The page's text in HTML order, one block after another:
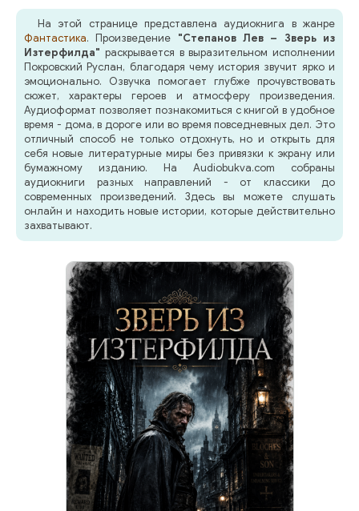
На этой странице представлена аудиокнига в жанре
Фантастика. Произведение "Степанов Лев – Зверь из
Изтерфилда" раскрывается в выразительном исполнении
Покровский Руслан, благодаря чему история звучит ярко и
эмоционально. Озвучка помогает глубже прочувствовать
сюжет, характеры героев и атмосферу произведения.
Аудиоформат позволяет познакомиться с книгой в удобное
время - дома, в дороге или во время повседневных дел. Это
отличный способ не только отдохнуть, но и открыть для
себя новые литературные миры без привязки к экрану или
бумажному изданию. На Audiobukva.com собраны
аудиокниги разных направлений - от классики до
современных произведений. Здесь вы можете слушать
онлайн и находить новые истории, которые действительно
захватывают.